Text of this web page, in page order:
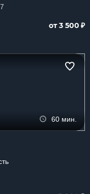
от 3 500 ₽
60 мин.